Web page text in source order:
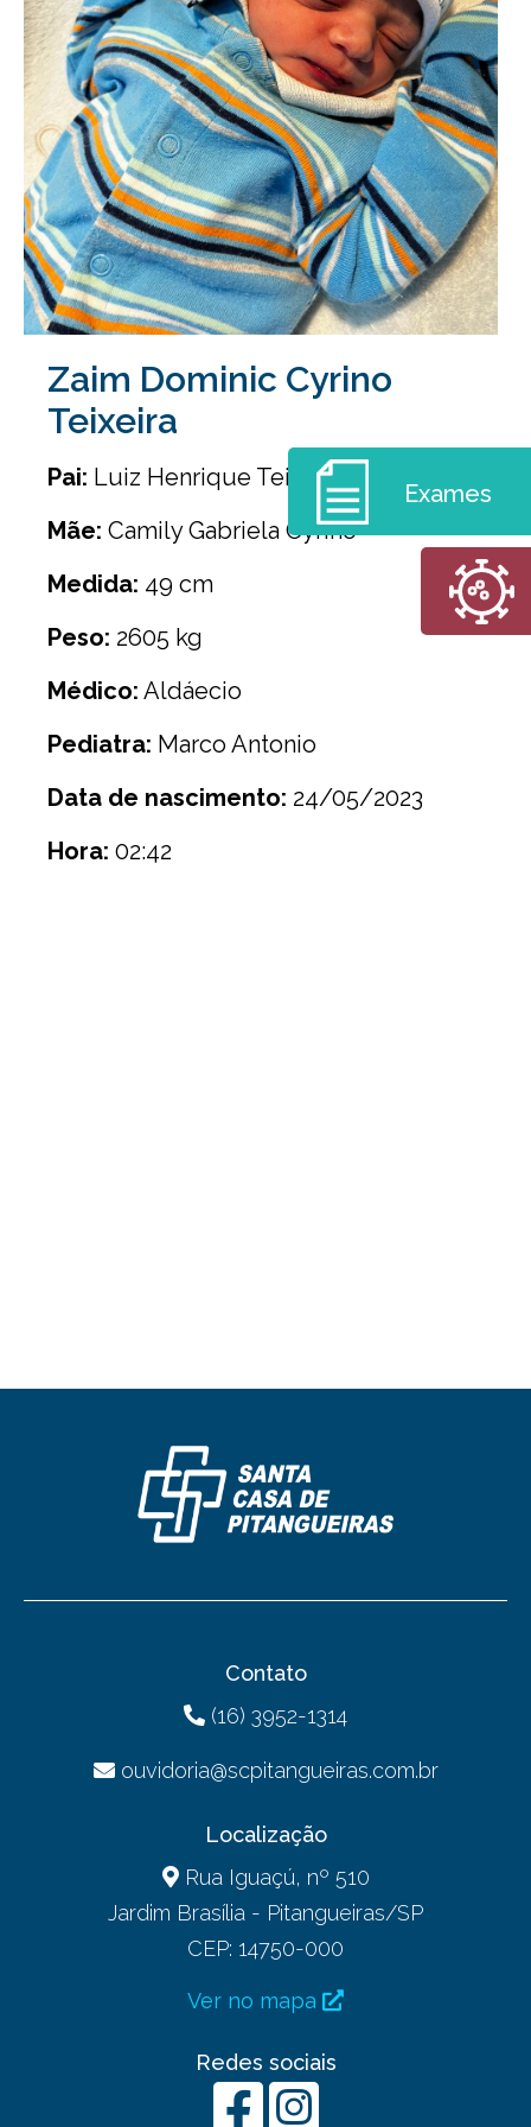
Zaim Dominic Cyrino
Teixeira
Pai: Luiz Henrique Teixeira Junior
Mãe: Camily Gabriela Cyrino
Medida: 49 cm
Peso: 2605 kg
Médico: Aldáecio
Pediatra: Marco Antonio
Data de nascimento: 24/05/2023
Hora: 02:42
Contato
(16) 3952-1314
ouvidoria@scpitangueiras.com.br
Localização
Rua Iguaçú, nº 510
Jardim Brasília - Pitangueiras/SP
CEP: 14750-000
Ver no mapa
Redes sociais
Exames